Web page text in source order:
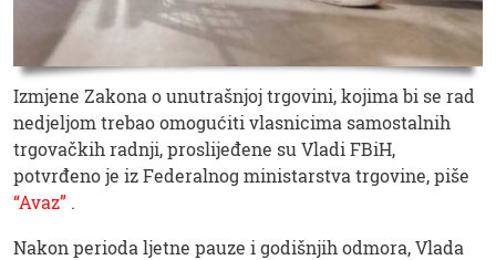
Izmjene Zakona o unutrašnjoj trgovini, kojima bi se rad
nedjeljom trebao omogućiti vlasnicima samostalnih
trgovačkih radnji, proslijeđene su Vladi FBiH,
potvrđeno je iz Federalnog ministarstva trgovine, piše
“Avaz” .
Nakon perioda ljetne pauze i godišnjih odmora, Vlada